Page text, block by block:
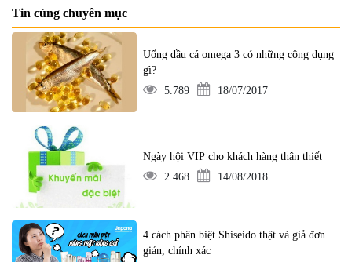
Tin cùng chuyên mục
Uống dầu cá omega 3 có những công dụng
gì?
5.789
18/07/2017
Ngày hội VIP cho khách hàng thân thiết
2.468
14/08/2018
4 cách phân biệt Shiseido thật và giả đơn
giản, chính xác